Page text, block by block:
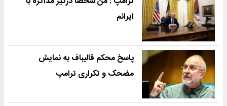
ایرانم
پاسخ محکم قالیباف به نمایش
مضحک و تکراری ترامپ